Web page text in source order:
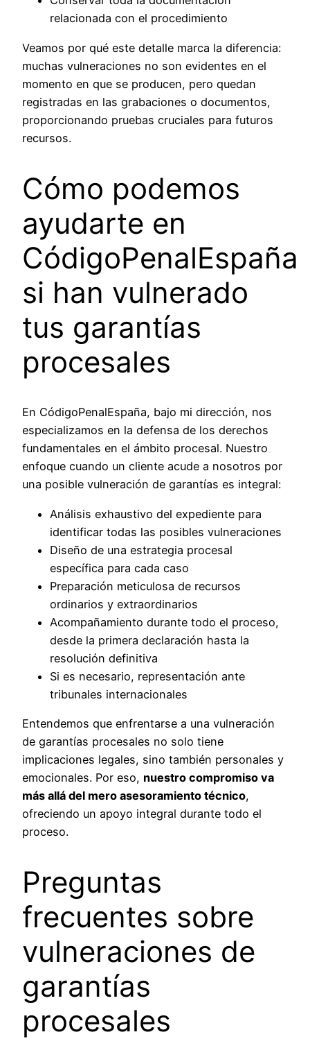
relacionada con el procedimiento
Veamos por qué este detalle marca la diferencia:
muchas vulneraciones no son evidentes en el
momento en que se producen, pero quedan
registradas en las grabaciones o documentos,
proporcionando pruebas cruciales para futuros
recursos.
Cómo podemos
ayudarte en
CódigoPenalEspaña
si han vulnerado
tus garantías
procesales
En CódigoPenalEspaña, bajo mi dirección, nos
especializamos en la defensa de los derechos
fundamentales en el ámbito procesal. Nuestro
enfoque cuando un cliente acude a nosotros por
una posible vulneración de garantías es integral:
Análisis exhaustivo del expediente para
identificar todas las posibles vulneraciones
Diseño de una estrategia procesal
específica para cada caso
Preparación meticulosa de recursos
ordinarios y extraordinarios
Acompañamiento durante todo el proceso,
desde la primera declaración hasta la
resolución definitiva
Si es necesario, representación ante
tribunales internacionales
Entendemos que enfrentarse a una vulneración
de garantías procesales no solo tiene
implicaciones legales, sino también personales y
emocionales. Por eso, nuestro compromiso va
más allá del mero asesoramiento técnico,
ofreciendo un apoyo integral durante todo el
proceso.
Preguntas
frecuentes sobre
vulneraciones de
garantías
procesales